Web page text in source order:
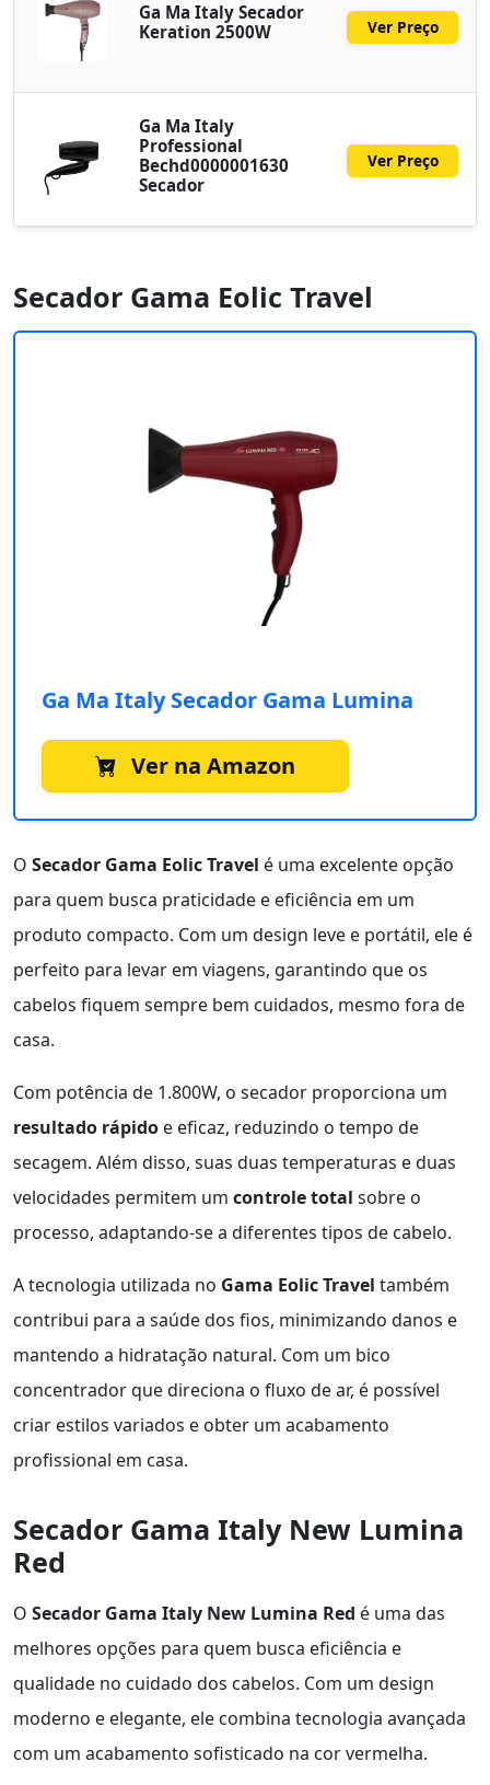
Ga Ma Italy Secador
Keration 2500W
Ver Preço
Ga Ma Italy
Professional
Bechd0000001630
Secador
Ver Preço
Secador Gama Eolic Travel
Ga Ma Italy Secador Gama Lumina
Ver na Amazon
O Secador Gama Eolic Travel é uma excelente opção
para quem busca praticidade e eficiência em um
produto compacto. Com um design leve e portátil, ele é
perfeito para levar em viagens, garantindo que os
cabelos fiquem sempre bem cuidados, mesmo fora de
casa.
Com potência de 1.800W, o secador proporciona um
resultado rápido e eficaz, reduzindo o tempo de
secagem. Além disso, suas duas temperaturas e duas
velocidades permitem um controle total sobre o
processo, adaptando-se a diferentes tipos de cabelo.
A tecnologia utilizada no Gama Eolic Travel também
contribui para a saúde dos fios, minimizando danos e
mantendo a hidratação natural. Com um bico
concentrador que direciona o fluxo de ar, é possível
criar estilos variados e obter um acabamento
profissional em casa.
Secador Gama Italy New Lumina
Red
O Secador Gama Italy New Lumina Red é uma das
melhores opções para quem busca eficiência e
qualidade no cuidado dos cabelos. Com um design
moderno e elegante, ele combina tecnologia avançada
com um acabamento sofisticado na cor vermelha.